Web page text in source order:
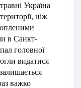
Україна
ніж
в Санкт-
головної
видатися
важко